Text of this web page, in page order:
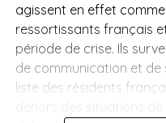
agissent en effet
ressortissants français
période de crise. Ils
de communication et de
liste des résidents